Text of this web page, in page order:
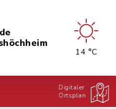
14 °C
Digitaler
Ortsplan